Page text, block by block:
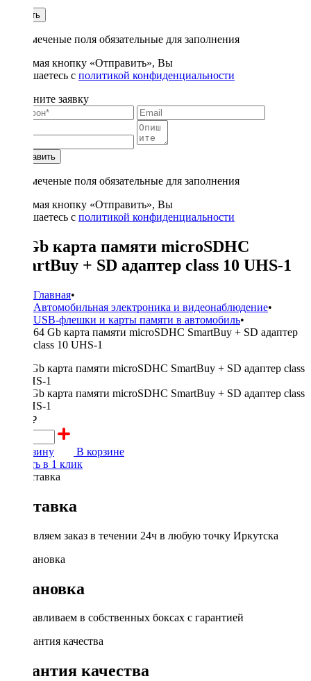
Купить
* - отмеченые поля обязательные для заполнения
Нажимая кнопку «Отправить», Вы
соглашаетесь с политикой конфиденциальности
Заполните заявку
Отправить
* - отмеченые поля обязательные для заполнения
Нажимая кнопку «Отправить», Вы
соглашаетесь с политикой конфиденциальности
64 Gb карта памяти microSDHC
SmartBuy + SD адаптер class 10 UHS-1
Главная•
Автомобильная электроника и видеонаблюдение•
USB-флешки и карты памяти в автомобиль•
64 Gb карта памяти microSDHC SmartBuy + SD адаптер
class 10 UHS-1
1300 ₽
В корзину
В корзине
Купить в 1 клик
Доставка
Доставляем заказ в течении 24ч в любую точку Иркутска
Установка
Устанавливаем в собственных боксах с гарантией
Гарантия качества